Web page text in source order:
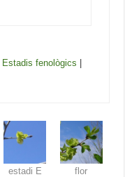
Estadis fenològics
estadi E flor